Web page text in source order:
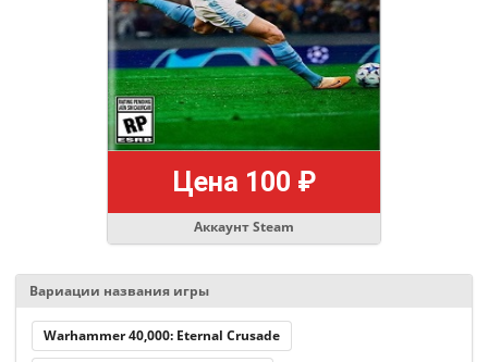
Аккаунт Steam
Цена 100 ₽
Вариации названия игры
Warhammer 40,000: Eternal Crusade